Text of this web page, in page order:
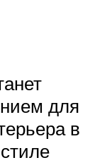
для
в